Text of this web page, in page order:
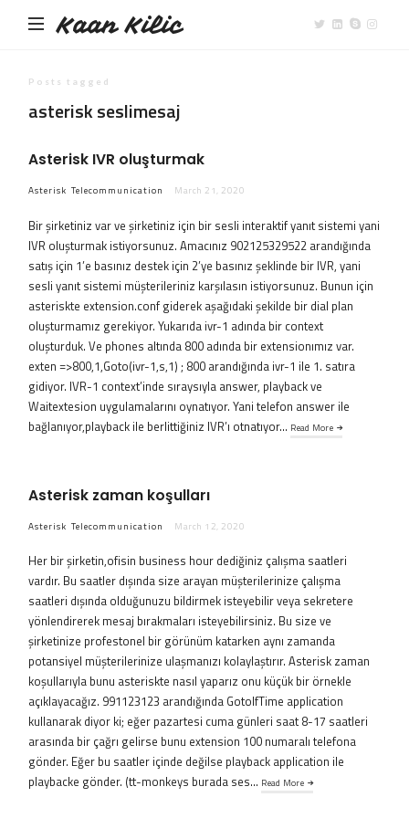
Kaan Kilic
Posts tagged
asterisk seslimesaj
Asterisk IVR oluşturmak
Asterisk Telecommunication March 21, 2020
Bir şirketiniz var ve şirketiniz için bir sesli interaktif yanıt sistemi yani
IVR oluşturmak istiyorsunuz. Amacınız 902125329522 arandığında
satış için 1’e basınız destek için 2’ye basınız şeklinde bir IVR, yani
sesli yanıt sistemi müşterileriniz karşılasın istiyorsunuz. Bunun için
asteriskte extension.conf giderek aşağıdaki şekilde bir dial plan
oluşturmamız gerekiyor. Yukarıda ivr-1 adında bir context
oluşturduk. Ve phones altında 800 adında bir extensionımız var.
exten =>800,1,Goto(ivr-1,s,1) ; 800 arandığında ivr-1 ile 1. satıra
gidiyor. IVR-1 context’inde sıraysıyla answer, playback ve
Waitextesion uygulamalarını oynatıyor. Yani telefon answer ile
bağlanıyor,playback ile berlittiğiniz IVR’ı otnatıyor… Read More
Asterisk zaman koşulları
Asterisk Telecommunication March 12, 2020
Her bir şirketin,ofisin business hour dediğiniz çalışma saatleri
vardır. Bu saatler dışında size arayan müşterilerinize çalışma
saatleri dışında olduğunuzu bildirmek isteyebilir veya sekretere
yönlendirerek mesaj bırakmaları isteyebilirsiniz. Bu size ve
şirketinize profestonel bir görünüm katarken aynı zamanda
potansiyel müşterilerinize ulaşmanızı kolaylaştırır. Asterisk zaman
koşullarıyla bunu asteriskte nasıl yaparız onu küçük bir örnekle
açıklayacağız. 991123123 arandığında GotoIfTime application
kullanarak diyor ki; eğer pazartesi cuma günleri saat 8-17 saatleri
arasında bir çağrı gelirse bunu extension 100 numaralı telefona
gönder. Eğer bu saatler içinde değilse playback application ile
playbacke gönder. (tt-monkeys burada ses… Read More